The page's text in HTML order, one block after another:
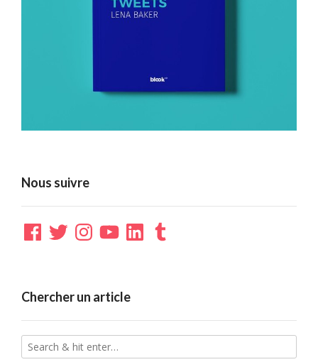
Nous suivre
Facebook
TwitterInstagramYouTubeLinkedInTumblr
Chercher un article